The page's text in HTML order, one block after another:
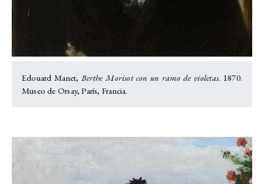
Edouard Manet,Berthe Morisot con un ramo de violetas. 1870.
Museo de Orsay, París, Francia.